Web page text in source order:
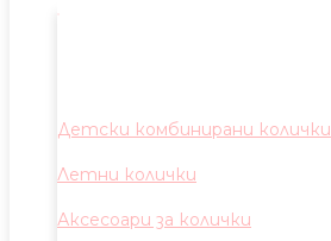
Детски комбинирани колички
Летни колички
Аксесоари за колички